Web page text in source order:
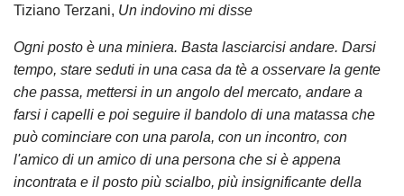
Tiziano Terzani, Un indovino mi disse
Ogni posto è una miniera. Basta lasciarcisi andare. Darsi
tempo, stare seduti in una casa da tè a osservare la gente
che passa, mettersi in un angolo del mercato, andare a
farsi i capelli e poi seguire il bandolo di una matassa che
può cominciare con una parola, con un incontro, con
l'amico di un amico di una persona che si è appena
incontrata e il posto più scialbo, più insignificante della